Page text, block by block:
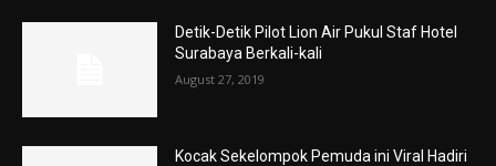
Detik-Detik Pilot Lion Air Pukul Staf Hotel
Surabaya Berkali-kali
August 27, 2019
Kocak Sekelompok Pemuda ini Viral Hadiri